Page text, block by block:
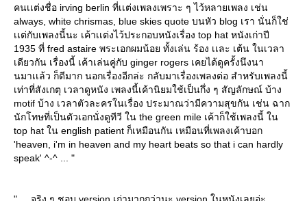
คนเเต่งชื่อ irving berlin ที่เเต่งเพลงเพราะ ๆ ไว้หลายเพลง เช่น
always, white chrismas, blue skies quote บนหัว blog เรา นั่นก็ใช่
เเต่กับเพลงนี้นะ เค้าเเต่งไว้ประกอบหนังเรื่อง top hat หนังเก่าปี
1935 ที่ fred astaire พระเอกผมน้อย ทั้งเล่น ร้อง เเละ เต้น ในเวลา
เดียวกัน เรื่องนี้ เค้าเล่นคู่กับ ginger rogers เคยได้ดูครั้งนึงนา
นมาเเล้ว ก็ดีมาก นอกเรื่องอีกล่ะ กลับมาเรื่องเพลงต่อ สำหรับเพลงนี้
เท่าที่สังเกตุ เวลาดูหนัง เพลงนี้เค้านิยมใช้เป็นกึ่ง ๆ สัญลักษณ์ บ้าง
motif บ้าง เวลาตัวละครในเรื่อง ประมาณว่ามีความสุขกัน เช่น ฉาก
นักโทษที่เป็นตัวเอกนั่งดูทีวี ใน the green mile เค้าก็ใช้เพลงนี้ ใน
top hat ใน english patient ก็เหมือนกัน เหมือนที่เพลงเค้าบอก
'heaven, i'm in heaven and my heart beats so that i can hardly
speak' ^-^ ... "
" ... จริง ๆ ชอบ version เก่ามากกว่านะ version ในหนังเลยอ่ะ